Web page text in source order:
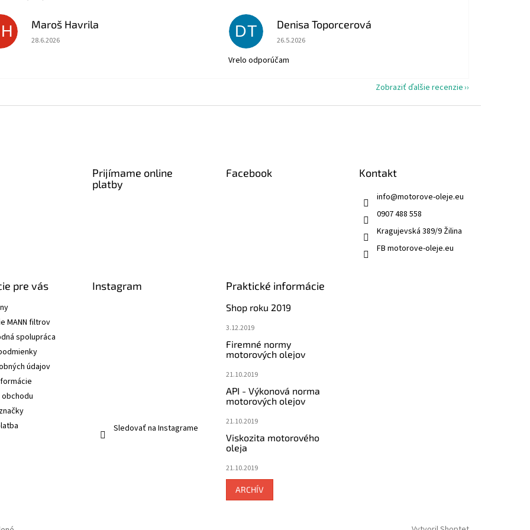
Maroš Havrila
Hodnotenie obchodu je 5 z 5 hviezdičiek.
28.6.2026
DT Denisa Toporcerová
Hodnotenie obchodu je 5 z 5 hviezdičiek.
26.5.2026
Vrelo odporúčam
Zobraziť ďalšie recenzie
Prijímame online
platby
Facebook Kontakt
info@motorove-oleje.eu
0907 488 558
Kragujevská 389/9 Žilina
FB motorove-oleje.eu
pre vás
MANN filtrov
spolupráca
údajov
Instagram
Sledovať na Instagrame
Praktické informácie
Shop roku 2019
3.12.2019
Firemné normy
motorových olejov
21.10.2019
API - Výkonová norma
motorových olejov
21.10.2019
Viskozita motorového
oleja
21.10.2019
ARCHÍV